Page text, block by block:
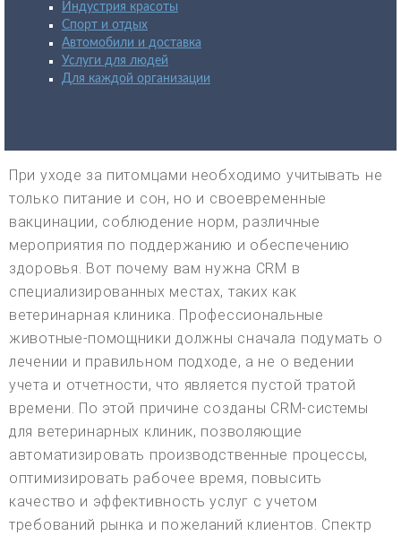
Индустрия красоты
Спорт и отдых
Автомобили и доставка
Услуги для людей
Для каждой организации
При уходе за питомцами необходимо учитывать не
только питание и сон, но и своевременные
вакцинации, соблюдение норм, различные
мероприятия по поддержанию и обеспечению
здоровья. Вот почему вам нужна CRM в
специализированных местах, таких как
ветеринарная клиника. Профессиональные
животные-помощники должны сначала подумать о
лечении и правильном подходе, а не о ведении
учета и отчетности, что является пустой тратой
времени. По этой причине созданы CRM-системы
для ветеринарных клиник, позволяющие
автоматизировать производственные процессы,
оптимизировать рабочее время, повысить
качество и эффективность услуг с учетом
требований рынка и пожеланий клиентов. Спектр